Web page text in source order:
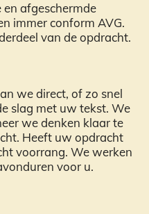
afgeschermde
immer conform AVG.
van de opdracht.
we direct, of zo snel
slag met uw tekst. We
we denken klaar te
Heeft uw opdracht
voorrang. We werken
voor u.